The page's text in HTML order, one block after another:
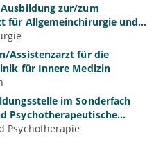
zur/zum
für Allgemeinchirurgie und
Assistenzarzt für die
für Innere Medizin
im Sonderfach
Psychotherapeutische
d)Psychotherapie